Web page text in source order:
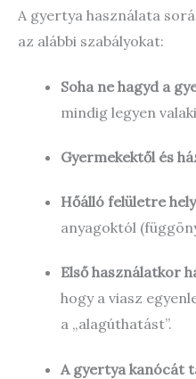
A gyertya használata
az alábbi szabályokat:
Soha ne hagyd a
mindig legyen
Gyermekektől és
Hőálló felületre
anyagoktól
Első használatkor
hogy a viasz
a „alagúthatást”.
A gyertya kanócát